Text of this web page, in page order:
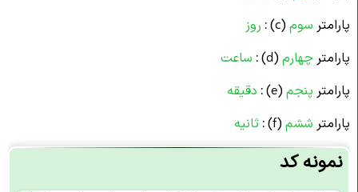
پارامتر سوم(c) :
روز
پارامتر چهارم(d) :
ساعت
پارامتر پنجم(e) :
دقیقه
پارامتر ششم(f) : ثانیه
نمونه کد